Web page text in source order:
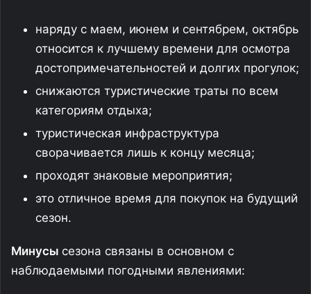
наряду с маем, июнем и сентябрем, октябрь
относится к лучшему времени для осмотра
достопримечательностей и долгих прогулок;
снижаются туристические траты по всем
категориям отдыха;
туристическая инфраструктура
сворачивается лишь к концу месяца;
проходят знаковые мероприятия;
это отличное время для покупок на будущий
сезон.
Минусы сезона связаны в основном с
наблюдаемыми погодными явлениями: